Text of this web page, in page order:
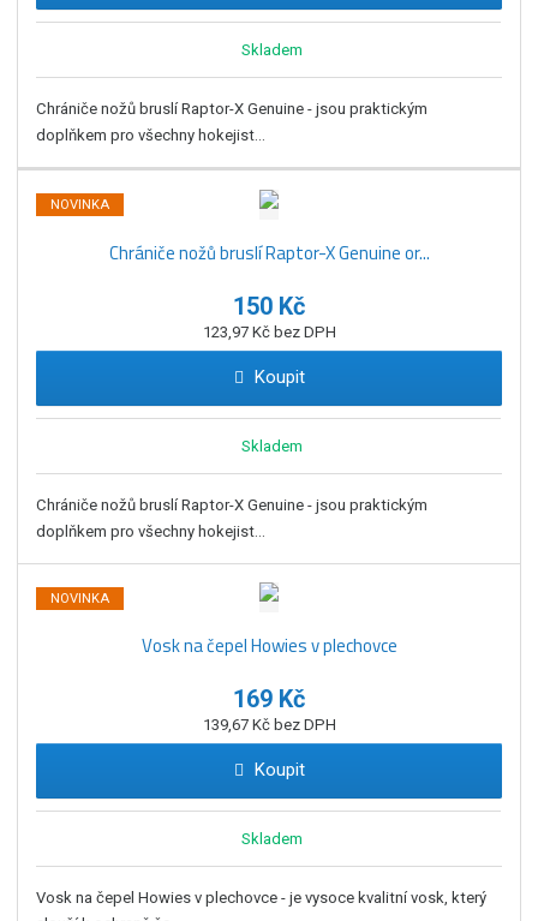
Skladem
Chrániče nožů bruslí Raptor-X Genuine - jsou praktickým
doplňkem pro všechny hokejist...
NOVINKA
Chrániče nožů bruslí Raptor-X Genuine or...
150 Kč
123,97 Kč bez DPH
Koupit
Skladem
Chrániče nožů bruslí Raptor-X Genuine - jsou praktickým
doplňkem pro všechny hokejist...
NOVINKA
Vosk na čepel Howies v plechovce
169 Kč
139,67 Kč bez DPH
Koupit
Skladem
Vosk na čepel Howies v plechovce - je vysoce kvalitní vosk, který